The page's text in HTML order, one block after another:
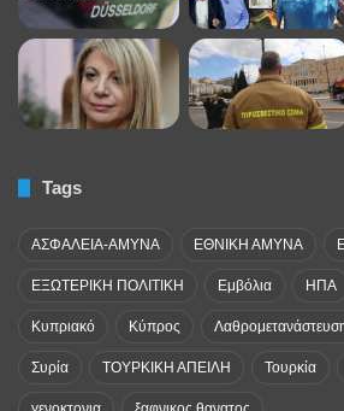
Tags
ΑΣΦΑΛΕΙΑ-ΑΜΥΝΑ ΕΘΝΙΚΗ ΑΜΥΝΑ
ΕΞΩΤΕΡΙΚΗ ΠΟΛΙΤΙΚΗ Εμβόλια ΗΠΑ
Κυπριακό Κύπρος
Συρία ΤΟΥΡΚΙΚΗ ΑΠΕΙΛΗ Τουρκία